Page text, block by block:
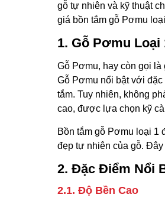
gỗ tự nhiên và kỹ thuật
giá bồn tắm gỗ Pơmu
1. Gỗ Pơmu Loại
Gỗ Pơmu, hay còn gọi là
Gỗ Pơmu nổi bật với
tắm. Tuy nhiên, không
cao, được lựa chọn kỹ
Bồn tắm gỗ Pơmu loại 1
đẹp tự nhiên của gỗ.
2. Đặc Điểm Nổi
2.1. Độ Bền Cao